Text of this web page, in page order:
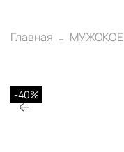
Главная МУЖСКОЕ
-40%